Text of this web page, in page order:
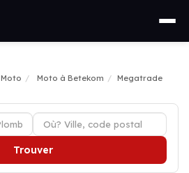
Moto Moto à Betekom Megatrade
Trouver